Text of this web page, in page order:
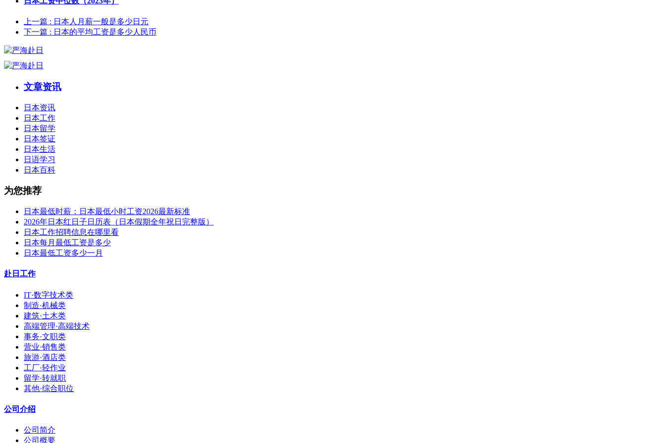
上一篇 : 日本人月薪一般是多少日元
下一篇 : 日本的平均工资是多少人民币
文章资讯
日本资讯
日本工作
日本留学
日本签证
日本生活
日语学习
日本百科
为您推荐
日本最低时薪：日本最低小时工资2026最新标准
2026年日本红日子日历表（日本假期全年祝日完整版）
日本工作招聘信息在哪里看
日本每月最低工资是多少
日本最低工资多少一月
赴日工作
IT·数字技术类
制造·机械类
建筑·土木类
高端管理·高端技术
事务·文职类
营业·销售类
旅游·酒店类
工厂·轻作业
留学·转就职
其他·综合职位
公司介绍
公司简介
公司概要